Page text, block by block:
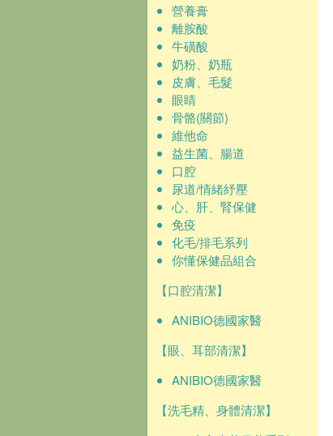
營養膏
離胺酸
牛磺酸
奶粉、奶瓶
皮膚、毛髮
眼睛
骨骼(關節)
維他命
益生菌、腸道
口腔
尿道/情緒紓壓
心、肝、腎保健
免疫
化毛/排毛系列
你懂保健品組合
【口腔清潔】
ANIBIO德國家醫
【眼、耳部清潔】
ANIBIO德國家醫
【洗毛精、身體清潔】